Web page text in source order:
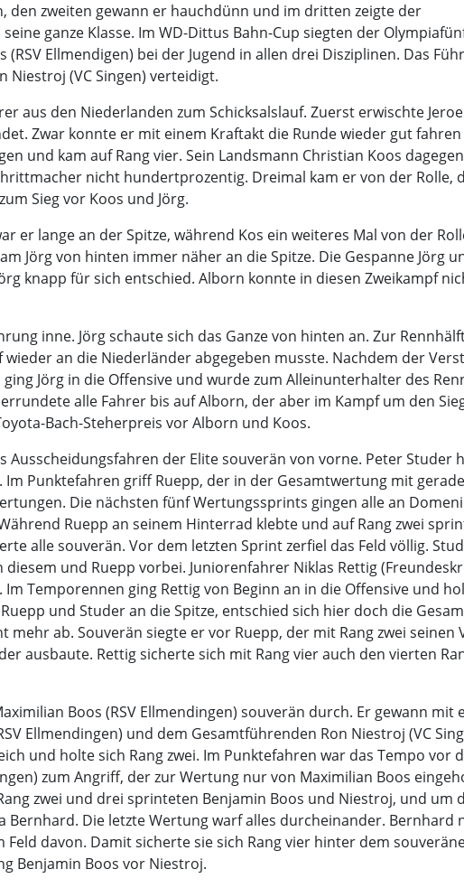
den zweiten gewann er hauchdünn und im dritten zeigte der
ganze Klasse. Im WD-Dittus Bahn-Cup siegten der
Ellmendigen) bei der Jugend in allen drei Disziplinen. Das
Niestroj (VC Singen) verteidigt.
aus den Niederlanden zum Schicksalslauf. Zuerst erwischte
Zwar konnte er mit einem Kraftakt die Runde wieder gut
und kam auf Rang vier. Sein Landsmann Christian Koos
nicht hundertprozentig. Dreimal kam er von der Rolle,
Sieg vor Koos und Jörg.
er lange an der Spitze, während Kos ein weiteres Mal von der
Jörg von hinten immer näher an die Spitze. Die Gespanne Jörg
knapp für sich entschied. Alborn konnte in diesen Zweikampf
inne. Jörg schaute sich das Ganze von hinten an. Zur
an die Niederländer abgegeben musste. Nachdem der
Jörg in die Offensive und wurde zum Alleinunterhalter des
alle Fahrer bis auf Alborn, der aber im Kampf um den
Bach-Steherpreis vor Alborn und Koos.
der Elite souverän von vorne. Peter Studer
Punktefahren griff Ruepp, der in der Gesamtwertung mit
Die nächsten fünf Wertungssprints gingen alle an
Ruepp an seinem Hinterrad klebte und auf Rang zwei
alle souverän. Vor dem letzten Sprint zerfiel das Feld völlig.
und Ruepp vorbei. Juniorenfahrer Niklas Rettig
Temporennen ging Rettig von Beginn an in die Offensive und
und Studer an die Spitze, entschied sich hier doch die
ab. Souverän siegte er vor Ruepp, der mit Rang zwei seinen
ausbaute. Rettig sicherte sich mit Rang vier auch den vierten
Boos (RSV Ellmendingen) souverän durch. Er gewann mit
Ellmendingen) und dem Gesamtführenden Ron Niestroj (VC
und holte sich Rang zwei. Im Punktefahren war das Tempo vor
zum Angriff, der zur Wertung nur von Maximilian Boos
zwei und drei sprinteten Benjamin Boos und Niestroj, und um
Bernhard. Die letzte Wertung warf alles durcheinander. Bernhard
davon. Damit sicherte sie sich Rang vier hinter dem
Benjamin Boos vor Niestroj.